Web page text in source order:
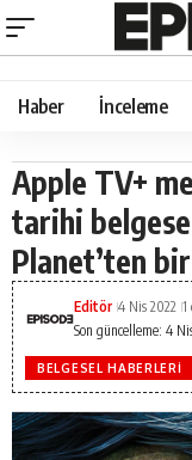
Haber İnceleme
Apple TV+
tarihi
Planet’ten
Son güncelleme: 4
Editör 4 Nis 2022 1
BELGESEL HABERLERI